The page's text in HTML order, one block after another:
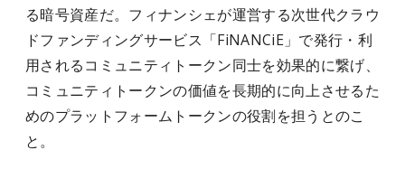
る暗号資産だ。フィナンシェが運営する次世代クラウ
ドファンディングサービス「FiNANCiE」で発行・利
用されるコミュニティトークン同士を効果的に繋げ、
コミュニティトークンの価値を長期的に向上させるた
めのプラットフォームトークンの役割を担うとのこ
と。